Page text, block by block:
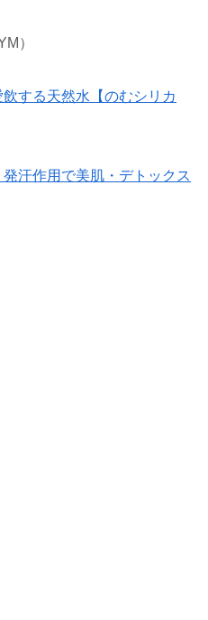
）
する天然水【のむシリカ
汗作用で美肌・デトックス